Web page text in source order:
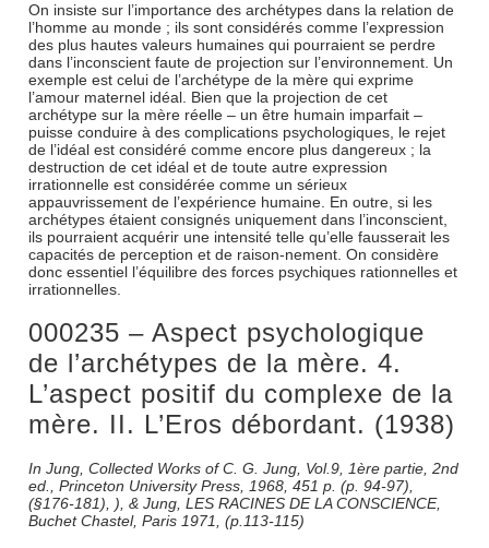
On insiste sur l’importance des archétypes dans la relation de
l’homme au monde ; ils sont considérés comme l’expression
des plus hautes valeurs humaines qui pourraient se perdre
dans l’inconscient faute de projection sur l’environnement. Un
exemple est celui de l’archétype de la mère qui exprime
l’amour maternel idéal. Bien que la projection de cet
archétype sur la mère réelle – un être humain imparfait –
puisse conduire à des complications psychologiques, le rejet
de l’idéal est considéré comme encore plus dangereux ; la
destruction de cet idéal et de toute autre expression
irrationnelle est considérée comme un sérieux
appauvrissement de l’expérience humaine. En outre, si les
archétypes étaient consignés uniquement dans l’inconscient,
ils pourraient acquérir une intensité telle qu’elle fausserait les
capacités de perception et de raison-nement. On considère
donc essentiel l’équilibre des forces psychiques rationnelles et
irrationnelles.
000235 – Aspect psychologique
de l’archétypes de la mère. 4.
L’aspect positif du complexe de la
mère. II. L’Eros débordant. (1938)
In Jung, Collected Works of C. G. Jung, Vol.9, 1ère partie, 2nd
ed., Princeton University Press, 1968, 451 p. (p. 94-97),
(§176-181), ), & Jung, LES RACINES DE LA CONSCIENCE,
Buchet Chastel, Paris 1971, (p.113-115)